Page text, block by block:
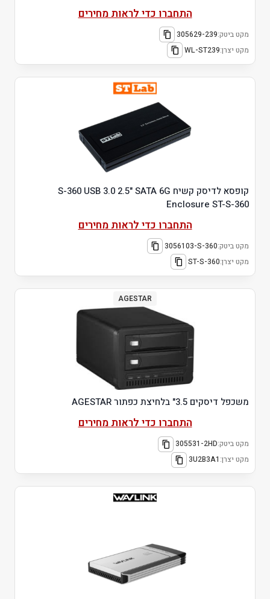
התחברו כדי לראות מחירים
מקט ביטק:305629-239
מקט יצרן:WL-ST239
קופסא לדיסק קשיח S-360 USB 3.0 2.5" SATA 6G
Enclosure ST-S-360
התחברו כדי לראות מחירים
מקט ביטק:3056103-S-360
מקט יצרן:ST-S-360
AGESTAR
משכפל דיסקים 3.5" בלחיצת כפתור AGESTAR
התחברו כדי לראות מחירים
מקט ביטק:305531-2HD
מקט יצרן: 3U2B3A1